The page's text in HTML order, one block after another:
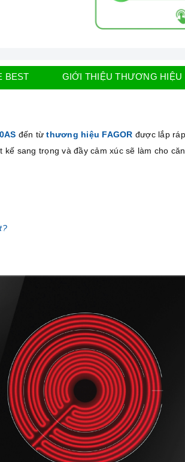
BEST GIỚI THIỆU THƯƠNG HIỆU
đến từ thương hiệu FAGOR được lắp
sang trọng và đầy cảm xúc sẽ làm cho